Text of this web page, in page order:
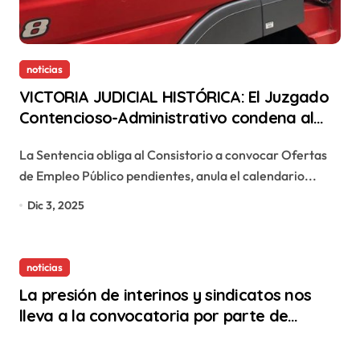
noticias
VICTORIA JUDICIAL HISTÓRICA: El Juzgado
Contencioso-Administrativo condena al
incumplimientos funcionales y laborales
con el servicio de Bomberos
La Sentencia obliga al Consistorio a convocar Ofertas
de Empleo Público pendientes, anula el calendario...
Dic 3, 2025
noticias
La presión de interinos y sindicatos nos
lleva a la convocatoria por parte de